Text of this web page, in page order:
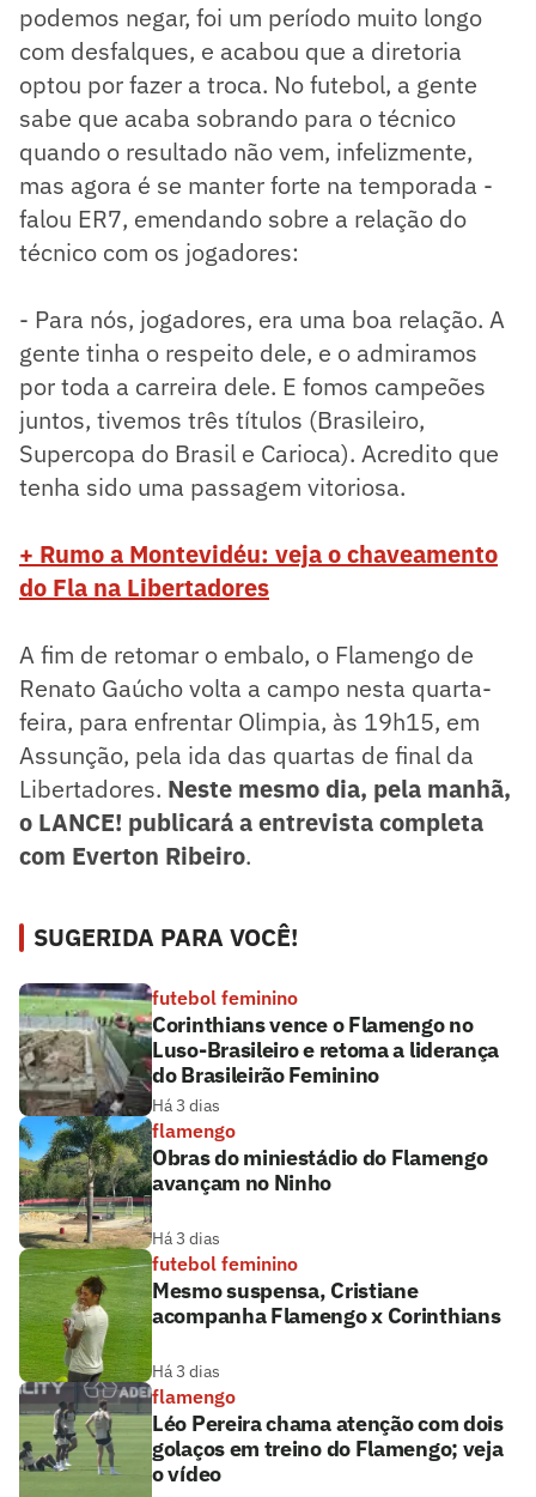
podemos negar, foi um período muito longo
com desfalques, e acabou que a diretoria
optou por fazer a troca. No futebol, a gente
sabe que acaba sobrando para o técnico
quando o resultado não vem, infelizmente,
mas agora é se manter forte na temporada -
falou ER7, emendando sobre a relação do
técnico com os jogadores:
- Para nós, jogadores, era uma boa relação. A
gente tinha o respeito dele, e o admiramos
por toda a carreira dele. E fomos campeões
juntos, tivemos três títulos (Brasileiro,
Supercopa do Brasil e Carioca). Acredito que
tenha sido uma passagem vitoriosa.
+ Rumo a Montevidéu: veja o chaveamento
do Fla na Libertadores
A fim de retomar o embalo, o Flamengo de
Renato Gaúcho volta a campo nesta quarta-
feira, para enfrentar Olimpia, às 19h15, em
Assunção, pela ida das quartas de final da
Libertadores. Neste mesmo dia, pela manhã,
o LANCE! publicará a entrevista completa
com Everton Ribeiro.
SUGERIDA PARA VOCÊ!
futebol feminino
Corinthians vence o Flamengo no
Luso-Brasileiro e retoma a liderança
do Brasileirão Feminino
Há 3 dias
flamengo
Obras do miniestádio do Flamengo
avançam no Ninho
Há 3 dias
futebol feminino
Mesmo suspensa, Cristiane
acompanha Flamengo x Corinthians
Há 3 dias
flamengo
Léo Pereira chama atenção com dois
golaços em treino do Flamengo; veja
o vídeo